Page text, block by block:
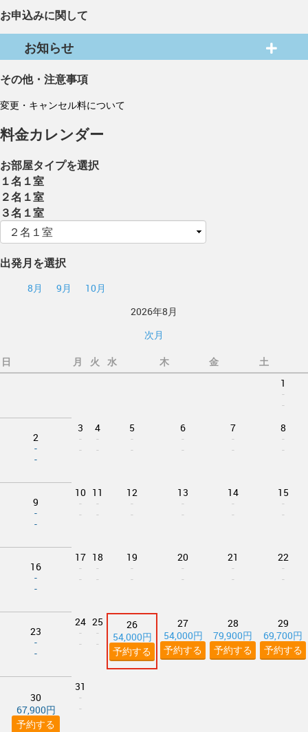
お申込みに関して
お知らせ
その他・注意事項
変更・キャンセル料について
料金カレンダー
お部屋タイプを選択
１名１室
２名１室
３名１室
出発月を選択
8月 9月
10月
2026年8月
次月
日 月 火 水 木 金
土
1
-
-
2
-
-
3
-
-
4
-
-
5
-
-
6
-
-
7
-
-
8
-
-
9
-
-
10
-
-
11
-
-
12
-
-
13
-
-
14
-
-
15
-
-
16
-
-
17
-
-
18
-
-
19
-
-
20
-
-
21
-
-
22
-
-
23
-
-
24
-
-
25
-
-
26
54,000円
予約する
27
54,000円
予約する
28
79,900円
予約する
29
69,700円
予約する
30
67,900円
予約する
31
-
-